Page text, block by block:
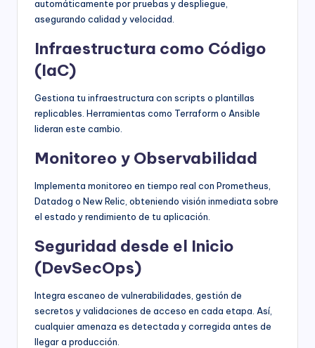
automáticamente por pruebas y despliegue,
asegurando calidad y velocidad.
Infraestructura como Código
(IaC)
Gestiona tu infraestructura con scripts o plantillas
replicables. Herramientas como Terraform o Ansible
lideran este cambio.
Monitoreo y Observabilidad
Implementa monitoreo en tiempo real con Prometheus,
Datadog o New Relic, obteniendo visión inmediata sobre
el estado y rendimiento de tu aplicación.
Seguridad desde el Inicio
(DevSecOps)
Integra escaneo de vulnerabilidades, gestión de
secretos y validaciones de acceso en cada etapa. Así,
cualquier amenaza es detectada y corregida antes de
llegar a producción.